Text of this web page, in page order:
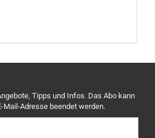
Tipps und Infos. Das Abo kann
Mail-Adresse beendet werden.